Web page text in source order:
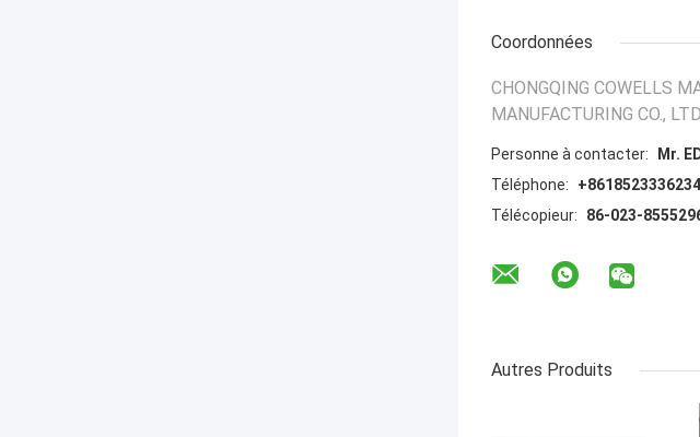
Coordonnées
CHONGQING COWELLS
MANUFACTURING CO.,
Personne à contacter:
Mr.
Téléphone:
+8618523336234
Télécopieur:
86-023-
Autres Produits